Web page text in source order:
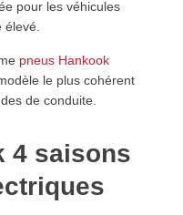
pour les véhicules
élevé.
pneus Hankook
le plus cohérent
de conduite.
4 saisons